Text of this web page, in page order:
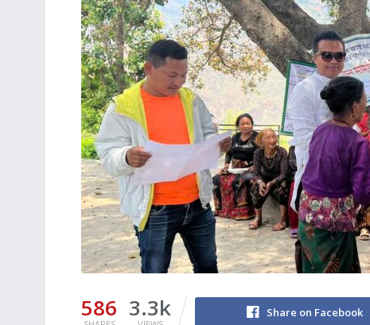
586 3.3k Share on Facebook